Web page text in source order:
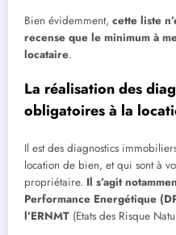
Bien évidemment, cette liste
recense que le minimum à
locataire.
La réalisation des
obligatoires à la
Il est des diagnostics
location de bien, et qui sont à
propriétaire. Il s’agit
Performance Energétique
l’ERNMT (Etats des Risque